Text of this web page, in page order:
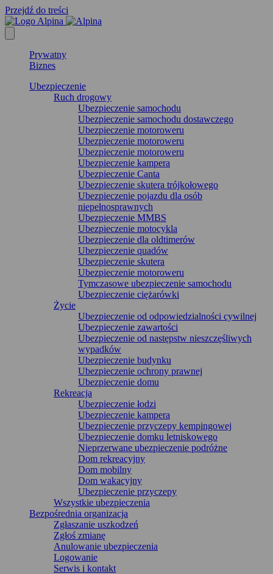
Przejdź do treści
Prywatny
Biznes
Ubezpieczenie
Ruch drogowy
Ubezpieczenie samochodu
Ubezpieczenie samochodu dostawczego
Ubezpieczenie motoroweru
Ubezpieczenie motoroweru
Ubezpieczenie motoroweru
Ubezpieczenie kampera
Ubezpieczenie Canta
Ubezpieczenie skutera trójkołowego
Ubezpieczenie pojazdu dla osób
niepełnosprawnych
Ubezpieczenie MMBS
Ubezpieczenie motocykla
Ubezpieczenie dla oldtimerów
Ubezpieczenie quadów
Ubezpieczenie skutera
Ubezpieczenie motoroweru
Tymczasowe ubezpieczenie samochodu
Ubezpieczenie ciężarówki
Życie
Ubezpieczenie od odpowiedzialności cywilnej
Ubezpieczenie zawartości
Ubezpieczenie od następstw nieszczęśliwych
wypadków
Ubezpieczenie budynku
Ubezpieczenie ochrony prawnej
Ubezpieczenie domu
Rekreacja
Ubezpieczenie łodzi
Ubezpieczenie kampera
Ubezpieczenie przyczepy kempingowej
Ubezpieczenie domku letniskowego
Nieprzerwane ubezpieczenie podróżne
Dom rekreacyjny
Dom mobilny
Dom wakacyjny
Ubezpieczenie przyczepy
Wszystkie ubezpieczenia
Bezpośrednia organizacja
Zgłaszanie uszkodzeń
Zgłoś zmianę
Anulowanie ubezpieczenia
Logowanie
Serwis i kontakt